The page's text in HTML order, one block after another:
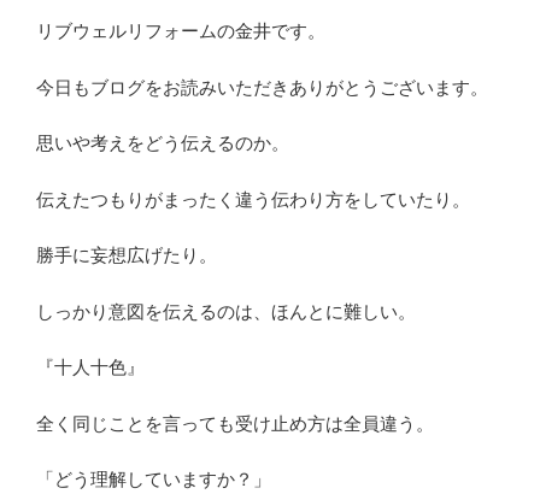
リブウェルリフォームの金井です。
今日もブログをお読みいただきありがとうございます。
思いや考えをどう伝えるのか。
伝えたつもりがまったく違う伝わり方をしていたり。
勝手に妄想広げたり。
しっかり意図を伝えるのは、ほんとに難しい。
『十人十色』
全く同じことを言っても受け止め方は全員違う。
「どう理解していますか？」